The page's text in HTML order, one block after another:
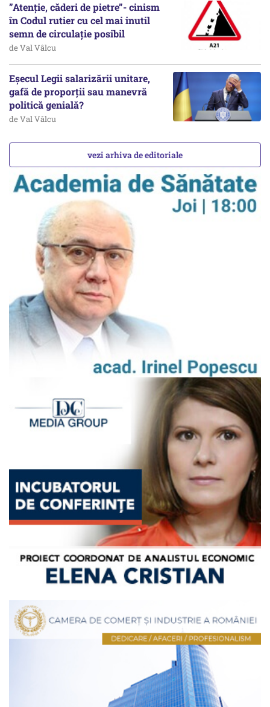
”Atenție, căderi de pietre”- cinism
în Codul rutier cu cel mai inutil
semn de circulație posibil
de Val Vâlcu
Eșecul Legii salarizării unitare,
gafă de proporții sau manevră
politică genială?
de Val Vâlcu
vezi arhiva de editoriale